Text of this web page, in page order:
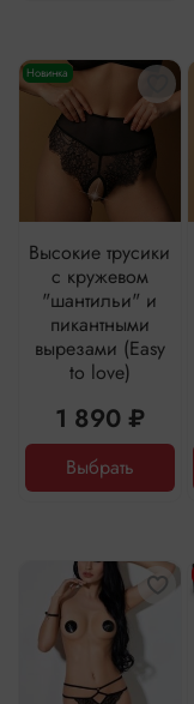
Новинка
Высокие трусики
с кружевом
"шантильи" и
пикантными
вырезами (Easy
to love)
1 890 ₽
Выбрать